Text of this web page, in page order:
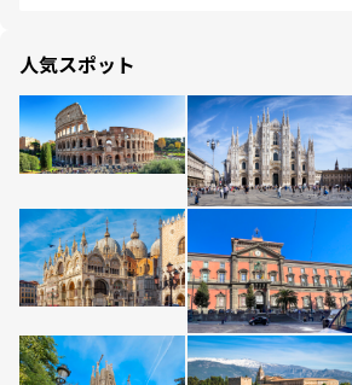
人気スポット